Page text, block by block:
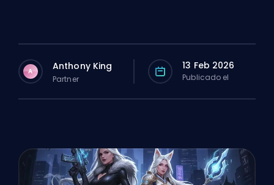
A Anthony King
Partner
13 Feb 2026
Publicado el